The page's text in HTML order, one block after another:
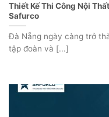
Thiết Kế Thi Công Nội
Safurco
Đà Nẵng ngày càng trở
tập đoàn và [...]